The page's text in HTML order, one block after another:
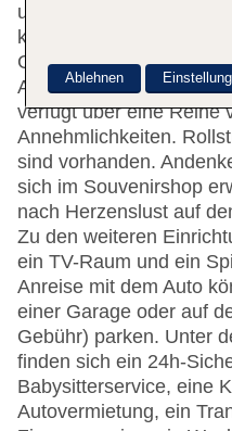
umfasst eine
können mittels WLAN
Gebühr). Hilfestellung
Ausflügen wird am
verfügt über eine Reihe
Annehmlichkeiten.
sind vorhanden.
sich im Souvenirshop
nach Herzenslust auf
Zu den weiteren
ein TV-Raum und ein
Anreise mit dem Auto
einer Garage oder auf
Gebühr) parken. Unter
finden sich ein 24h-
Babysitterservice, eine
Autovermietung, ein
Ablehnen